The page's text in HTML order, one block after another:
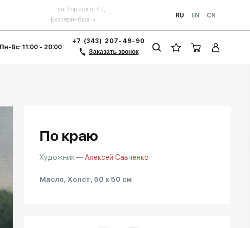
Екатеринбург
ул. Горького, 4Д
RU
EN CN
Пн-Вс: 11:00 - 20:00
+7 (343) 207-49-90
Заказать звонок
По краю
Художник —Алексей Савченко
Масло, Холст, 50 x 50 см